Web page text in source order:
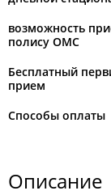
возможность
полису ОМС
Бесплатный
прием
Способы оплаты
Описание